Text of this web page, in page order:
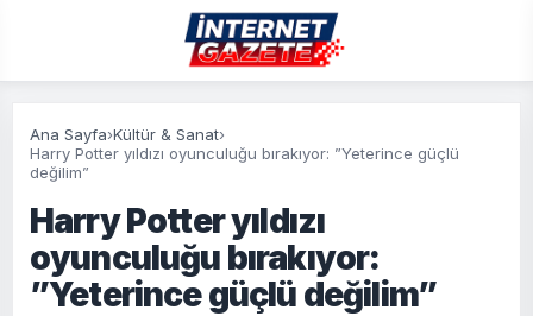
Ana Sayfa›Kültür & Sanat›
Harry Potter yıldızı oyunculuğu bırakıyor: ”Yeterince güçlü
değilim”
Harry Potter yıldızı
oyunculuğu bırakıyor:
”Yeterince güçlü değilim”